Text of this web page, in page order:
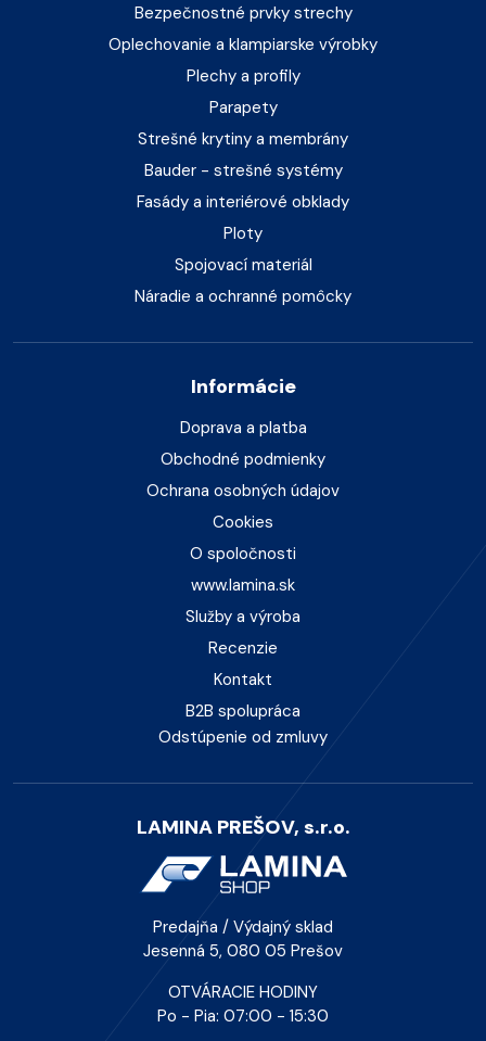
Bezpečnostné prvky strechy
Oplechovanie a klampiarske výrobky
Plechy a profily
Parapety
Strešné krytiny a membrány
Bauder - strešné systémy
Fasády a interiérové obklady
Ploty
Spojovací materiál
Náradie a ochranné pomôcky
Informácie
Doprava a platba
Obchodné podmienky
Ochrana osobných údajov
Cookies
O spoločnosti
www.lamina.sk
Služby a výroba
Recenzie
Kontakt
B2B spolupráca
Odstúpenie od zmluvy
LAMINA PREŠOV, s.r.o.
Predajňa / Výdajný sklad
Jesenná 5, 080 05 Prešov
OTVÁRACIE HODINY
Po - Pia: 07:00 - 15:30